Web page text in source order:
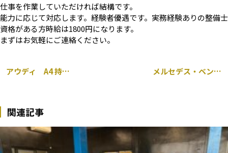
仕事を作業していただければ結構です。
能力に応じて対応します。経験者優遇です。実務経験ありの整備士
資格がある方時給は1800円になります。
まずはお気軽にご連絡ください。
アウディ A4 持ち込み ドライブレコーダー取り付け 千葉市 メルセデス・ベンツ CLA45 AMG W117 持ち込み ダウンサス交換 千葉市
関連記事